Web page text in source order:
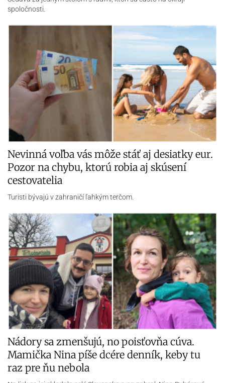
spoločnosti.
Nevinná voľba vás môže stáť aj desiatky eur.
Pozor na chybu, ktorú robia aj skúsení
cestovatelia
Turisti bývajú v zahraničí ľahkým terčom.
Nádory sa zmenšujú, no poisťovňa cúva.
Mamička Nina píše dcére denník, keby tu
raz pre ňu nebola